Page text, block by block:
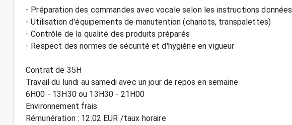
- Préparation des commandes avec vocale selon les instructions données
- Utilisation d'équipements de manutention (chariots, transpalettes)
- Contrôle de la qualité des produits préparés
- Respect des normes de sécurité et d'hygiène en vigueur
Contrat de 35H
Travail du lundi au samedi avec un jour de repos en semaine
6H00 - 13H30 ou 13H30 - 21H00
Environnement frais
Rémunération : 12.02 EUR /taux horaire